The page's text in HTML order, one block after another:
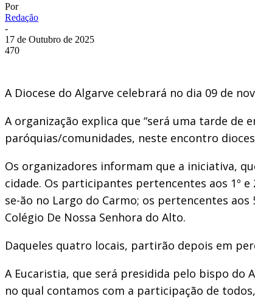
Por
Redação
-
17 de Outubro de 2025
470
A Diocese do Algarve celebrará no dia 09 de
A organização explica que “será uma tarde de
paróquias/comunidades, neste encontro
Os organizadores informam que a iniciativa,
cidade. Os participantes pertencentes aos 1º
se-ão no Largo do Carmo; os pertencentes aos
Colégio De Nossa Senhora do Alto.
Daqueles quatro locais, partirão depois em
A Eucaristia, que será presidida pelo bispo do
no qual contamos com a participação de